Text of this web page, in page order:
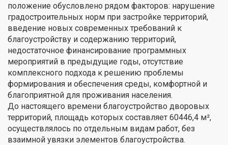
положение обусловлено рядом факторов: нарушение
градостроительных норм при застройке территорий,
введение новых современных требований к
благоустройству и содержанию территорий,
недостаточное финансирование программных
мероприятий в предыдущие годы, отсутствие
комплексного подхода к решению проблемы
формирования и обеспечения среды, комфортной и
благоприятной для проживания населения.
До настоящего времени благоустройство дворовых
территорий, площадь которых составляет 60446,4 м²,
осуществлялось по отдельным видам работ, без
взаимной увязки элементов благоустройства.